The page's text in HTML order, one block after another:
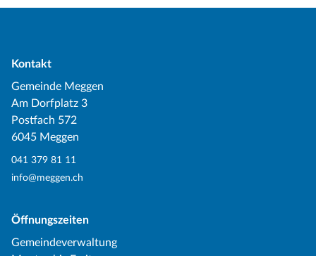
Kontakt
Gemeinde Meggen
Am Dorfplatz 3
Postfach 572
6045 Meggen
041 379 81 11
info@meggen.ch
Öffnungszeiten
Gemeindeverwaltung